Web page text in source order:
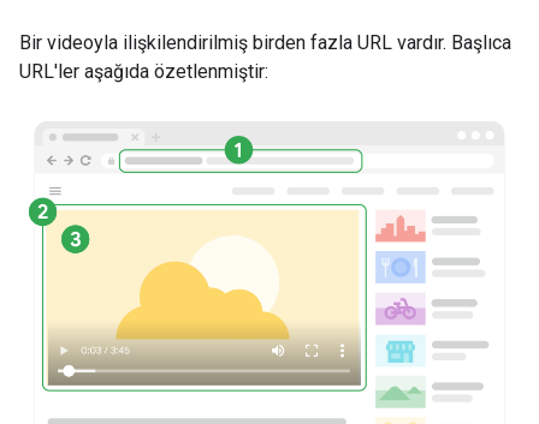
Bir videoyla ilişkilendirilmiş birden fazla URL vardır. Başlıca
URL'ler aşağıda özetlenmiştir: